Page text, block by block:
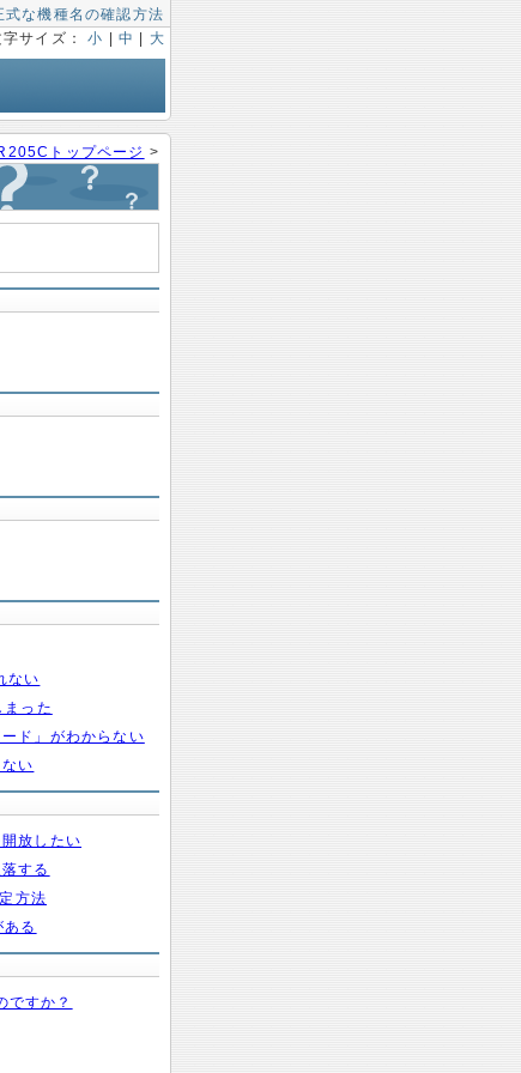
式な機種名の確認方法
字サイズ：
小 中 大
トップページ >
ない
った
ド」がわからない
い
放したい
する
方法
る
ですか？